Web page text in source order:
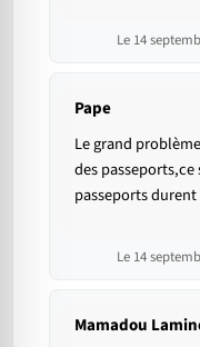
Le 14
Pape
Le grand
des
passeports durent
Le 14
Mamadou